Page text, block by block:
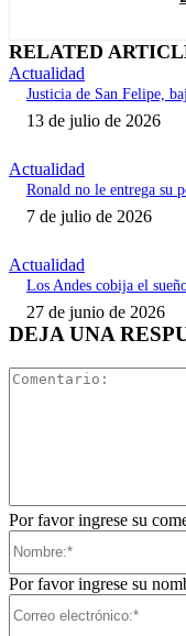
RELATED
Actualidad
Justicia de San Felipe,
13 de julio de 2026
Actualidad
Ronald no le entrega su
7 de julio de 2026
Actualidad
Los Andes cobija el
27 de junio de 2026
DEJA UNA
Por favor ingrese su
Por favor ingrese su